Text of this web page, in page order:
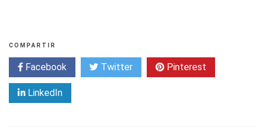
COMPARTIR
Facebook Twitter Pinterest
LinkedIn